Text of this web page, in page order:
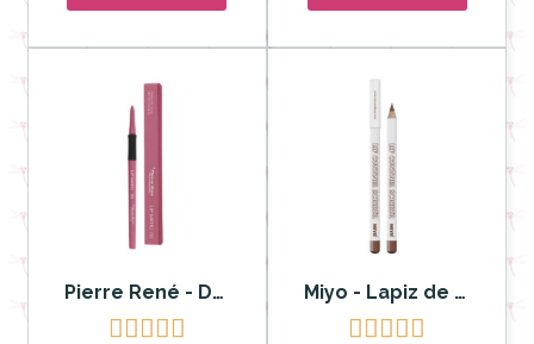
Pierre René - Delineador y labial Lip Matic nº 02

Miyo - Lapiz de labios Lip Contour Scriber 02 Toffee
